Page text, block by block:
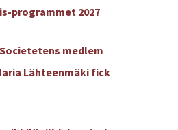
programmet 2027
medlem
Lähteenmäki fick